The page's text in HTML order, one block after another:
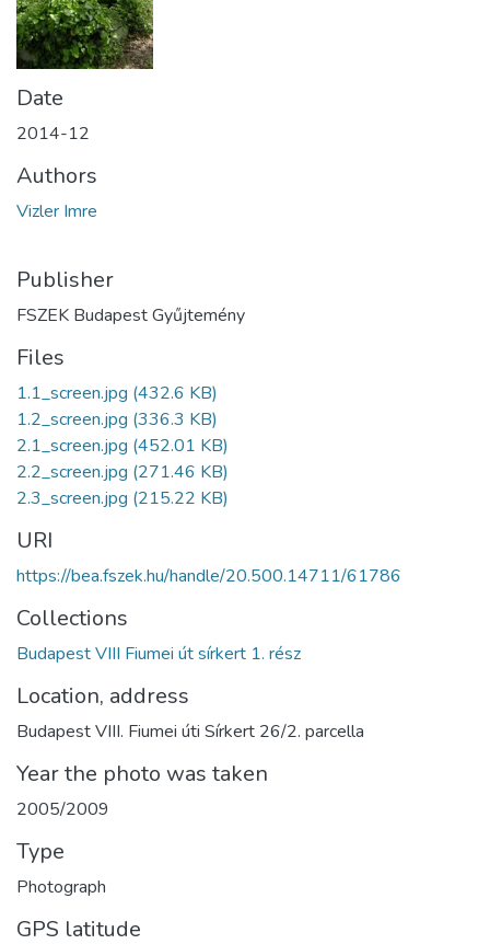
Date
2014-12
Authors
Vizler Imre
Publisher
FSZEK Budapest Gyűjtemény
Files
1.1_screen.jpg (432.6 KB)
1.2_screen.jpg (336.3 KB)
2.1_screen.jpg (452.01 KB)
2.2_screen.jpg (271.46 KB)
2.3_screen.jpg (215.22 KB)
URI
https://bea.fszek.hu/handle/20.500.14711/61786
Collections
Budapest VIII Fiumei út sírkert 1. rész
Location, address
Budapest VIII. Fiumei úti Sírkert 26/2. parcella
Year the photo was taken
2005/2009
Type
Photograph
GPS latitude